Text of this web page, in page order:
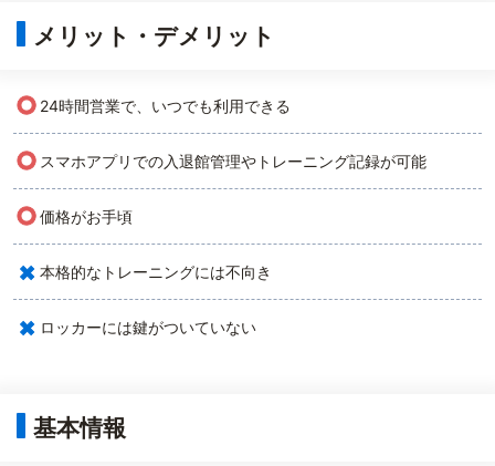
メリット・デメリット
○ 24時間営業で、いつでも利用できる
○ スマホアプリでの入退館管理やトレーニング記録が可能
○価格がお手頃
× 本格的なトレーニングには不向き
× ロッカーには鍵がついていない
基本情報